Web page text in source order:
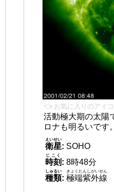
👈 お気に入りのアイコ
活動極大期の太陽
ロナも明るいです。
衛星
えいせい
: SOHO
時刻
じこく
: 8時48分
種類
しゅるい
: 極端紫外線
きょくたんしがいせん